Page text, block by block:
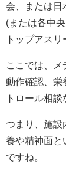
会、または日
(または各中
トップアスリ
ここでは、メ
動作確認、栄
トロール相
つまり、施設
養や精神面と
ですね。